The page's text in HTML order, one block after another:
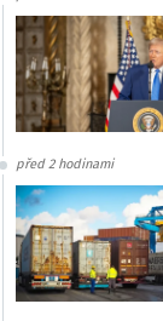
před 2 hodinami